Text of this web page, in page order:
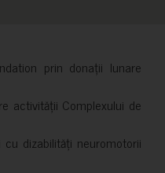
prin donații lunare
activității Complexului de
dizabilități neuromotorii